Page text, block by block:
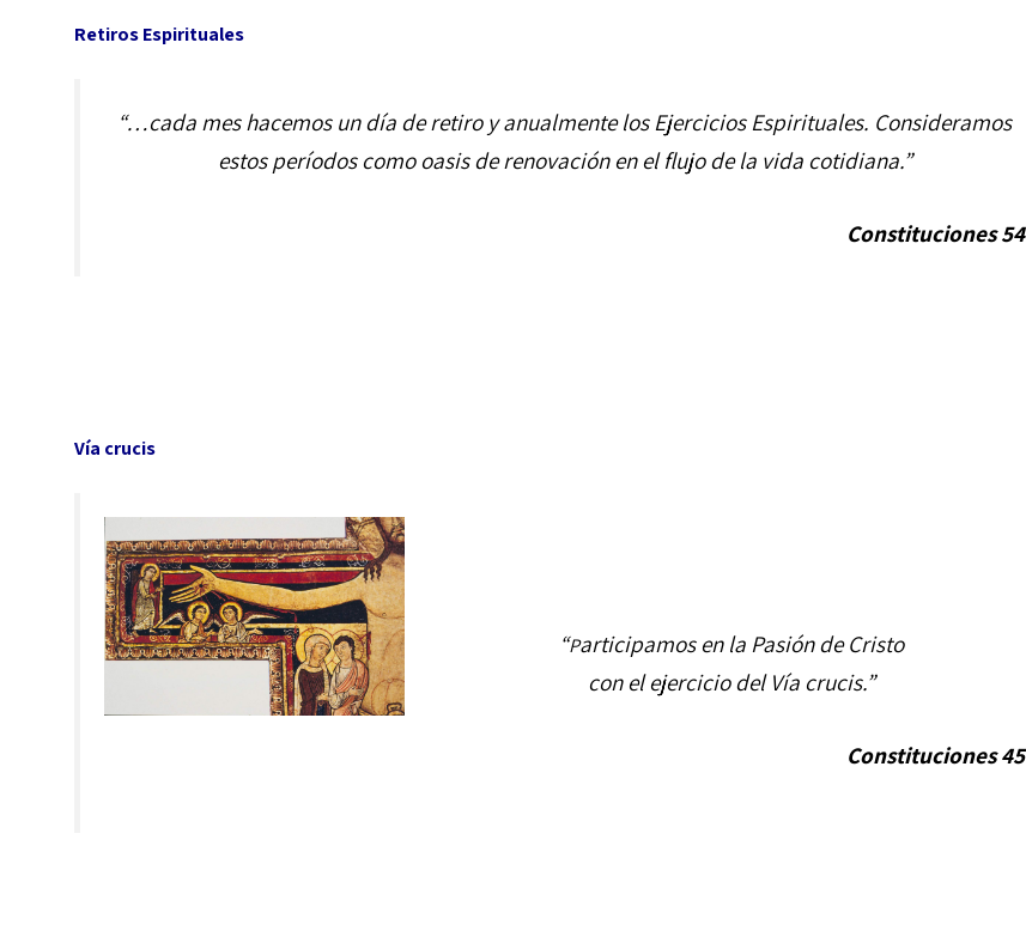
Retiros Espirituales
“…cada mes hacemos un día de retiro y anualmente los Ejercicios Espirituales. Consideramos
estos períodos como oasis de renovación en el flujo de la vida cotidiana.”
Constituciones 54
Vía crucis
“Participamos en la Pasión de Cristo
con el ejercicio del Vía crucis.”
Constituciones 45